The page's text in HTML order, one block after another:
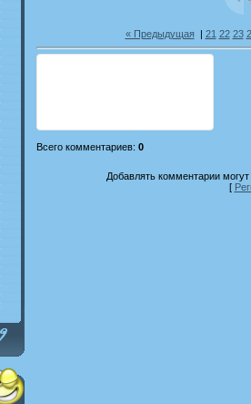
« Предыдущая| 21 22 23
Всего комментариев: 0
Добавлять комментарии
[